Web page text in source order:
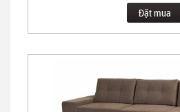
Đặt mua